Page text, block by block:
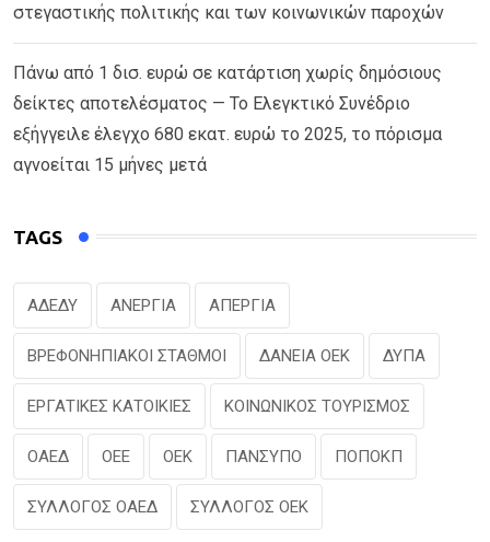
στεγαστικής πολιτικής και των κοινωνικών παροχών
Πάνω από 1 δισ. ευρώ σε κατάρτιση χωρίς δημόσιους
δείκτες αποτελέσματος — Το Ελεγκτικό Συνέδριο
εξήγγειλε έλεγχο 680 εκατ. ευρώ το 2025, το πόρισμα
αγνοείται 15 μήνες μετά
TAGS
ΑΔΕΔΥ ΑΝΕΡΓΙΑ ΑΠΕΡΓΙΑ
ΒΡΕΦΟΝΗΠΙΑΚΟΙ ΣΤΑΘΜΟΙ ΔΑΝΕΙΑ ΟΕΚ ΔΥΠΑ
ΕΡΓΑΤΙΚΕΣ ΚΑΤΟΙΚΙΕΣ ΚΟΙΝΩΝΙΚΟΣ ΤΟΥΡΙΣΜΟΣ
ΟΑΕΔ ΟΕΕ ΟΕΚ ΠΑΝΣΥΠΟ ΠΟΠΟΚΠ
ΣΥΛΛΟΓΟΣ ΟΑΕΔ ΣΥΛΛΟΓΟΣ ΟΕΚ